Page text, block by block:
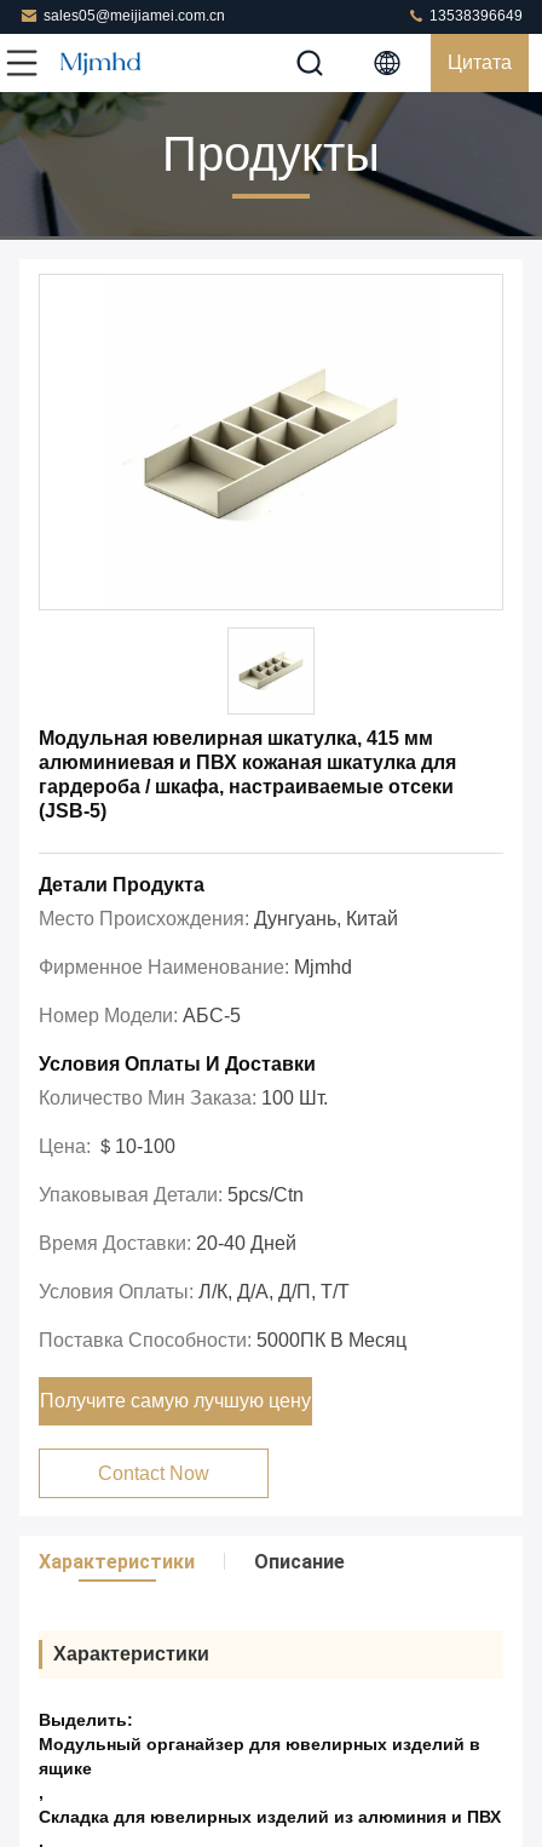
sales05@meijiamei.com.cn 13538396649
Цитата
Продукты
Модульная ювелирная шкатулка, 415 мм
алюминиевая и ПВХ кожаная шкатулка для
гардероба / шкафа, настраиваемые отсеки
(JSB-5)
Детали Продукта
Место Происхождения: Дунгуань, Китай
Фирменное Наименование: Mjmhd
Номер Модели: АБС-5
Условия Оплаты И Доставки
Количество Мин Заказа: 100 Шт.
Цена: ＄10-100
Упаковывая Детали: 5pcs/ctn
Время Доставки: 20-40 Дней
Условия Оплаты: Л/К, Д/А, Д/П, Т/Т
Поставка Способности: 5000ПК В Месяц
Получите самую лучшую цену
Contact Now
Характеристики Описание
Характеристики
Выделить:
Модульный органайзер для ювелирных изделий в
ящике
,
Складка для ювелирных изделий из алюминия и ПВХ
,